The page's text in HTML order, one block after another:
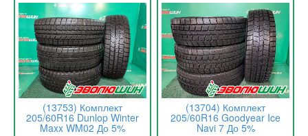
(13753) Комплект
205/60R16 Dunlop Winter
Maxx WM02 До 5%
(13704) Комплект
205/60R16 Goodyear Ice
Navi 7 До 5%